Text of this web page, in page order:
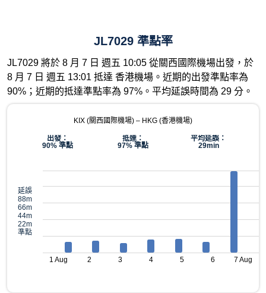
JL7029 準點率
JL7029 將於 8 月 7 日 週五 10:05 從關西國際機場出發，於
8 月 7 日 週五 13:01 抵達 香港機場。近期的出發準點率為
90%；近期的抵達準點率為 97%。平均延誤時間為 29 分。
KIX (關西國際機場) – HKG (香港機場)
出發：
90% 準點
抵達：
97% 準點
平均延誤：
29min
延誤
88m
66m
44m
22m
準點
1 Aug 2 3 4 5 6 7 Aug